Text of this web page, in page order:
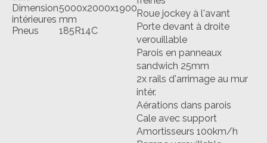
Dimension
intérieures
5000x2000x1900
mm
Pneus
185R14C
Roue jockey à l'avant
Porte devant à droite
verouillable
Parois en panneaux
sandwich 25mm
2x rails d'arrimage au mur
intér.
Aérations dans parois
Cale avec support
Amortisseurs 100km/h